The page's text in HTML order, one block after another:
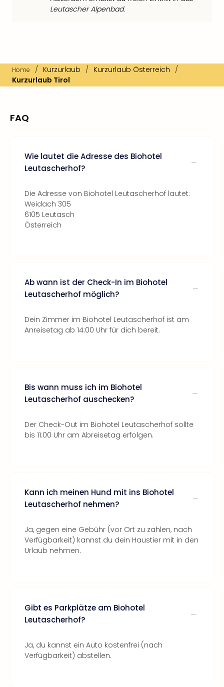
Leutascher Alpenbad.
Home / Kurzurlaub / Kurzurlaub Österreich /
Kurzurlaub Tirol
FAQ
Wie lautet die Adresse des Biohotel
Leutascherhof?
Die Adresse von Biohotel Leutascherhof lautet:
Weidach 305
6105 Leutasch
Österreich
Ab wann ist der Check-In im Biohotel
Leutascherhof möglich?
Dein Zimmer im Biohotel Leutascherhof ist am
Anreisetag ab 14:00 Uhr für dich bereit.
Bis wann muss ich im Biohotel
Leutascherhof auschecken?
Der Check-Out im Biohotel Leutascherhof sollte
bis 11:00 Uhr am Abreisetag erfolgen.
Kann ich meinen Hund mit ins Biohotel
Leutascherhof nehmen?
Ja, gegen eine Gebühr (vor Ort zu zahlen, nach
Verfügbarkeit) kannst du dein Haustier mit in den
Urlaub nehmen.
Gibt es Parkplätze am Biohotel
Leutascherhof?
Ja, du kannst ein Auto kostenfrei (nach
Verfügbarkeit) abstellen.